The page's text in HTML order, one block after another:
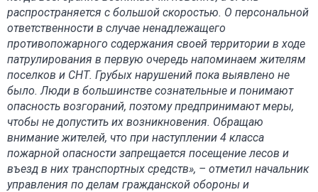
распространяется с большой скоростью. О персональной
ответственности в случае ненадлежащего
противопожарного содержания своей территории в ходе
патрулирования в первую очередь напоминаем жителям
поселков и СНТ. Грубых нарушений пока выявлено не
было. Люди в большинстве сознательные и понимают
опасность возгораний, поэтому предпринимают меры,
чтобы не допустить их возникновения. Обращаю
внимание жителей, что при наступлении 4 класса
пожарной опасности запрещается посещение лесов и
въезд в них транспортных средств», – отметил начальник
управления по делам гражданской обороны и